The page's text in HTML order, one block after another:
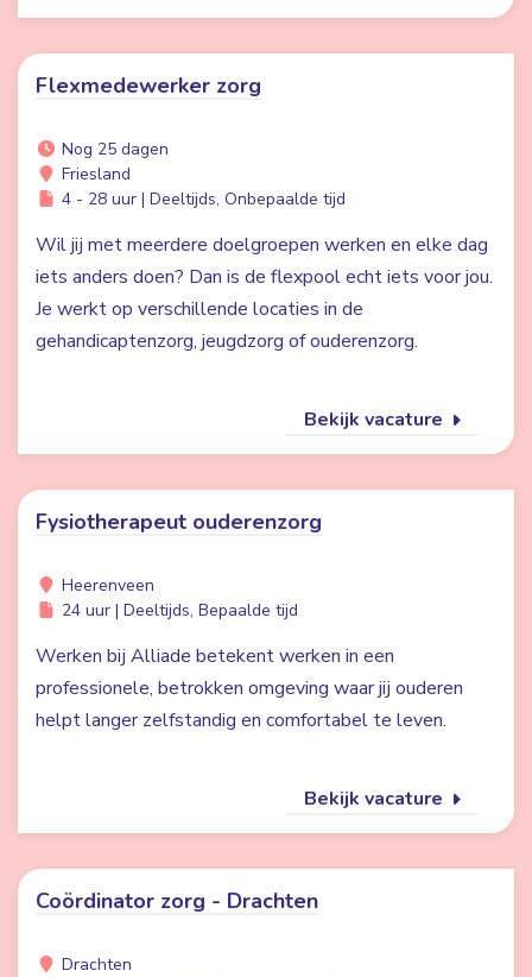
Flexmedewerker zorg
Nog 25 dagen
Friesland
4 - 28 uur | Deeltijds, Onbepaalde tijd
Wil jij met meerdere doelgroepen werken en elke dag
iets anders doen? Dan is de flexpool echt iets voor jou.
Je werkt op verschillende locaties in de
gehandicaptenzorg, jeugdzorg of ouderenzorg.
Bekijk vacature
Fysiotherapeut ouderenzorg
Heerenveen
24 uur | Deeltijds, Bepaalde tijd
Werken bij Alliade betekent werken in een
professionele, betrokken omgeving waar jij ouderen
helpt langer zelfstandig en comfortabel te leven.
Bekijk vacature
Coördinator zorg - Drachten
Drachten